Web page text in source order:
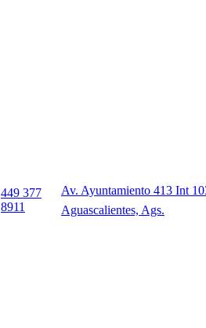
449 377
8911
Av. Ayuntamiento 413 Int
Aguascalientes, Ags.